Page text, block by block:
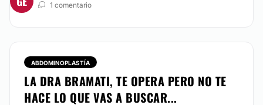
1 comentario
ABDOMINOPLASTÍA
LA DRA BRAMATI, TE OPERA PERO NO TE
HACE LO QUE VAS A BUSCAR...